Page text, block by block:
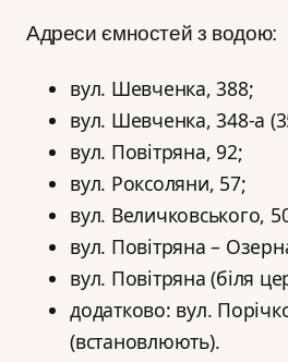
Адреси ємностей з водою:
вул. Шевченка, 388;
вул. Шевченка, 348-а
вул. Повітряна, 92;
вул. Роксоляни, 57;
вул. Величковського,
вул. Повітряна –
вул. Повітряна (біля
додатково: вул.
(встановлюють).